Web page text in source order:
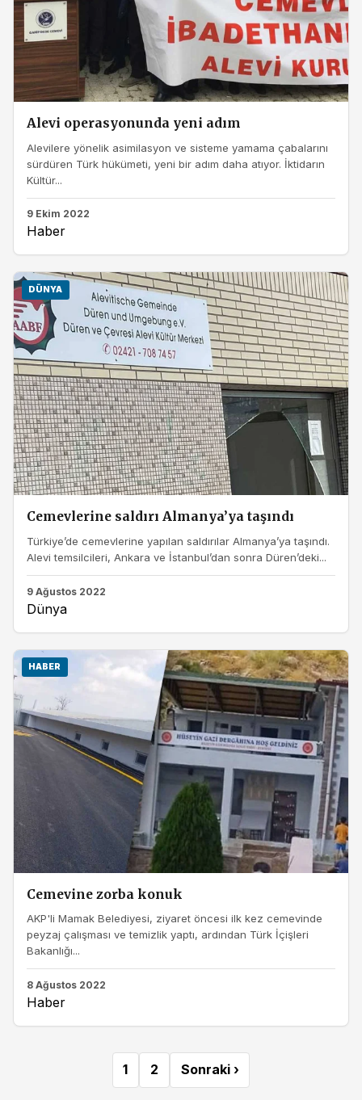
Alevi operasyonunda yeni adım
Alevilere yönelik asimilasyon ve sisteme yamama çabalarını
sürdüren Türk hükümeti, yeni bir adım daha atıyor. İktidarın
Kültür...
9 Ekim 2022
Haber
DÜNYA
Cemevlerine saldırı Almanya’ya taşındı
Türkiye’de cemevlerine yapılan saldırılar Almanya’ya taşındı.
Alevi temsilcileri, Ankara ve İstanbul’dan sonra Düren’deki...
9 Ağustos 2022
Dünya
HABER
Cemevine zorba konuk
AKP'li Mamak Belediyesi, ziyaret öncesi ilk kez cemevinde
peyzaj çalışması ve temizlik yaptı, ardından Türk İçişleri
Bakanlığı...
8 Ağustos 2022
Haber
1 2 Sonraki ›